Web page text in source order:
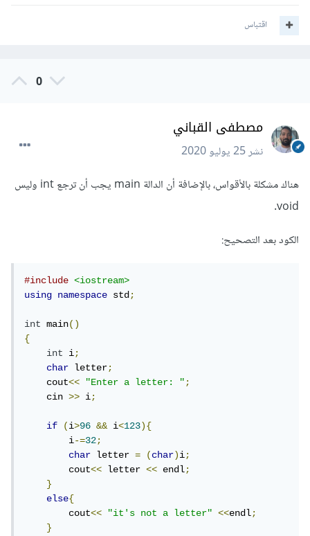
اقتباس
0
مصطفى القباني
نشر25 يوليو 2020
هناك مشكلة بالأقواس، بالإضافة أن الدالة main يجب أن ترجع int وليس
void.
الكود بعد التصحيح:
#include
<iostream>
using
namespace std;
int main()
{
int
i;
char letter;
    cout
<< "Enter a letter: ";
    cin
>> i;
if (i>96 && i<123){
        i
-=32;
char letter = (char)i;
        cout
<< letter << endl;
}
else{
        cout
<< "it's not a letter" <<endl;
}